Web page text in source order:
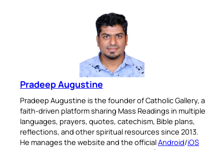
Pradeep Augustine
Pradeep Augustine is the founder of Catholic Gallery, a
faith-driven platform sharing Mass Readings in multiple
languages, prayers, quotes, catechism, Bible plans,
reflections, and other spiritual resources since 2013.
He manages the website and the officialAndroid/iOS